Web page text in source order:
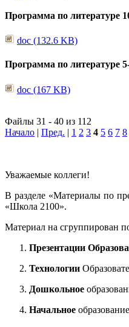
Программа по литературе
doc (132.6 KB)
Программа по литературе
doc (167 KB)
Файлы 31 - 40 из 112
Начало | Пред. | 1 2 3 4 5 6 7 8
Уважаемые коллеги!
В разделе «Материалы по
«Школа 2100».
Материал на сгруппирован
Презентации
Технологии
Дошкольное
Начальное